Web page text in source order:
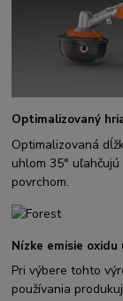
Optimalizovaný
Optimalizovaná
uhlom 35°
povrchom.
Nízke emisie oxidu
Pri výbere tohto
používania